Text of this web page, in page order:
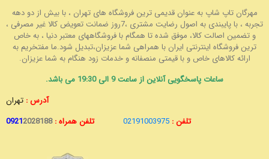
مهرگان تاپ شاپ به عنوان قدیمی ترین فروشگاه های تهران ، با بیش از دو دهه
تجربه ، با پایبندی به اصول رضایت مشتری ،7روز ضمانت تعویض کالا غیر مصرفی ،
و تضمین اصالت کالا، موفق شده تا همگام با فروشگاههای معتبر دنیا ، به خاص
ترین فروشگاه اینترنتی ایران با همراهی شما عزیزان،تبدیل شود.ما مفتخریم به
ارائه کالاهای خاص و با قیمتی منصفانه و خدمات زود هنگام به شما عزیزان.
ساعات پاسخگویی آنلاین از ساعت 9 الی 19:30 می باشد.
آدرس : تهران
تلفن : 02191003975 تلفن همراه : 09212028188